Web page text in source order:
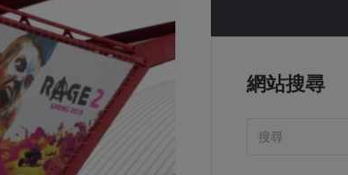
網站搜尋